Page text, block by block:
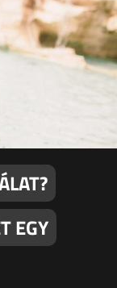
EGY